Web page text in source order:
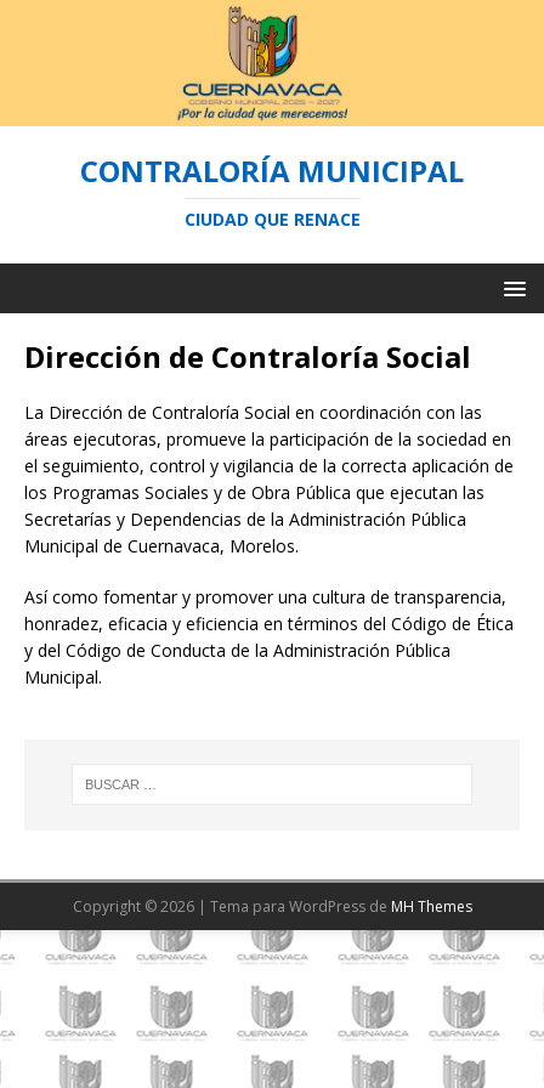
CONTRALORÍA MUNICIPAL
CIUDAD QUE RENACE
Dirección de Contraloría Social
La Dirección de Contraloría Social en coordinación con las
áreas ejecutoras, promueve la participación de la sociedad en
el seguimiento, control y vigilancia de la correcta aplicación de
los Programas Sociales y de Obra Pública que ejecutan las
Secretarías y Dependencias de la Administración Pública
Municipal de Cuernavaca, Morelos.
Así como fomentar y promover una cultura de transparencia,
honradez, eficacia y eficiencia en términos del Código de Ética
y del Código de Conducta de la Administración Pública
Municipal.
Copyright © 2026 | Tema para WordPress de MH Themes